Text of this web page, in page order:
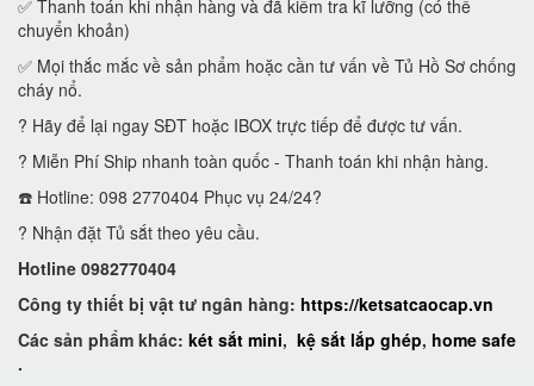
✅ Thanh toán khi nhận hàng và đã kiểm tra kĩ lưỡng (có thể
chuyển khoản)
✅ Mọi thắc mắc về sản phẩm hoặc cần tư vấn về Tủ Hồ Sơ chống
cháy nổ.
? Hãy để lại ngay SĐT hoặc IBOX trực tiếp để được tư vấn.
? Miễn Phí Ship nhanh toàn quốc - Thanh toán khi nhận hàng.
☎️ Hotline: 098 2770404 Phục vụ 24/24?
? Nhận đặt Tủ sắt theo yêu cầu.
Hotline 0982770404
Công ty thiết bị vật tư ngân hàng: https://ketsatcaocap.vn
Các sản phẩm khác: két sắt mini, kệ sắt lắp ghép, home safe
.